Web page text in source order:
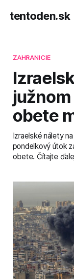
tentoden.sk
ZAHRANICIE
obete
Izraelské nálety
pondelkový útok
obete. Čítajte